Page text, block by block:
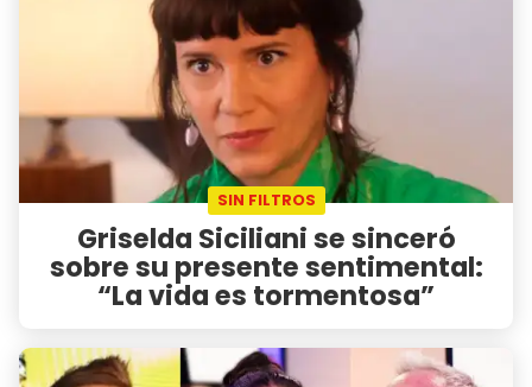
SIN FILTROS
Griselda Siciliani se sinceró
sobre su presente sentimental:
“La vida es tormentosa”